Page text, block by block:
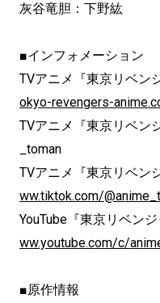
灰谷竜胆：下野紘
■インフォメーション
TVアニメ『東京リベン
okyo-revengers-
TVアニメ『東京リベン
_toman
TVアニメ『東京リベン
ww.tiktok.com/
YouTube『東京リベン
ww.youtube.com/c/
■原作情報